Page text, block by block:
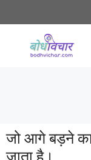
to
जो आगे बड़ने का
जाता है।